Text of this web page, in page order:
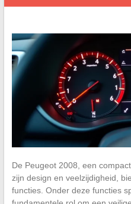
De Peugeot 2008, een
zijn design en veelzijdigheid,
functies. Onder deze functies